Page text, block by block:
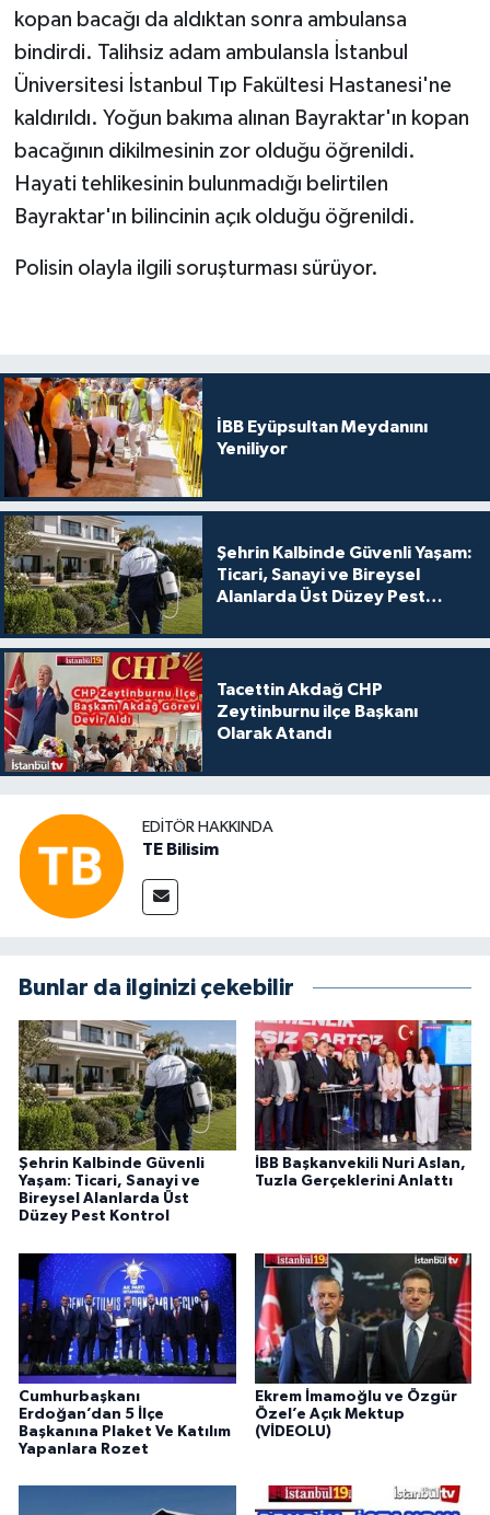
kopan bacağı da aldıktan sonra ambulansa
bindirdi. Talihsiz adam ambulansla İstanbul
Üniversitesi İstanbul Tıp Fakültesi Hastanesi'ne
kaldırıldı. Yoğun bakıma alınan Bayraktar'ın kopan
bacağının dikilmesinin zor olduğu öğrenildi.
Hayati tehlikesinin bulunmadığı belirtilen
Bayraktar'ın bilincinin açık olduğu öğrenildi.
Polisin olayla ilgili soruşturması sürüyor.
İBB Eyüpsultan Meydanını
Yeniliyor
Şehrin Kalbinde Güvenli Yaşam:
Ticari, Sanayi ve Bireysel
Alanlarda Üst Düzey Pest
Tacettin Akdağ CHP
Zeytinburnu ilçe Başkanı
Olarak Atandı
EDITÖR HAKKINDA
TE Bilisim
Bunlar da ilginizi çekebilir
Şehrin Kalbinde Güvenli
Yaşam: Ticari, Sanayi ve
Bireysel Alanlarda Üst
Düzey Pest Kontrol
İBB Başkanvekili Nuri Aslan,
Tuzla Gerçeklerini Anlattı
Cumhurbaşkanı
Erdoğan’dan 5 İlçe
Başkanına Plaket Ve Katılım
Yapanlara Rozet
Ekrem İmamoğlu ve Özgür
Özel’e Açık Mektup
(VİDEOLU)